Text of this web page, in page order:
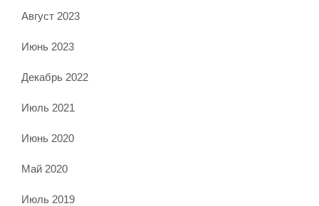
Август 2023
Июнь 2023
Декабрь 2022
Июль 2021
Июнь 2020
Май 2020
Июль 2019